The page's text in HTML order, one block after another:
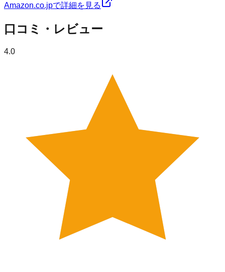
Amazon.co.jpで詳細を見る
口コミ・レビュー
4.0